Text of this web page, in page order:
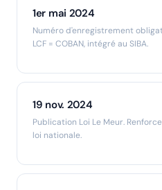
1er mai 2024
Numéro d'enregistrement
LCF = COBAN, intégré au SIBA.
19 nov. 2024
Publication Loi Le Meur.
loi nationale.